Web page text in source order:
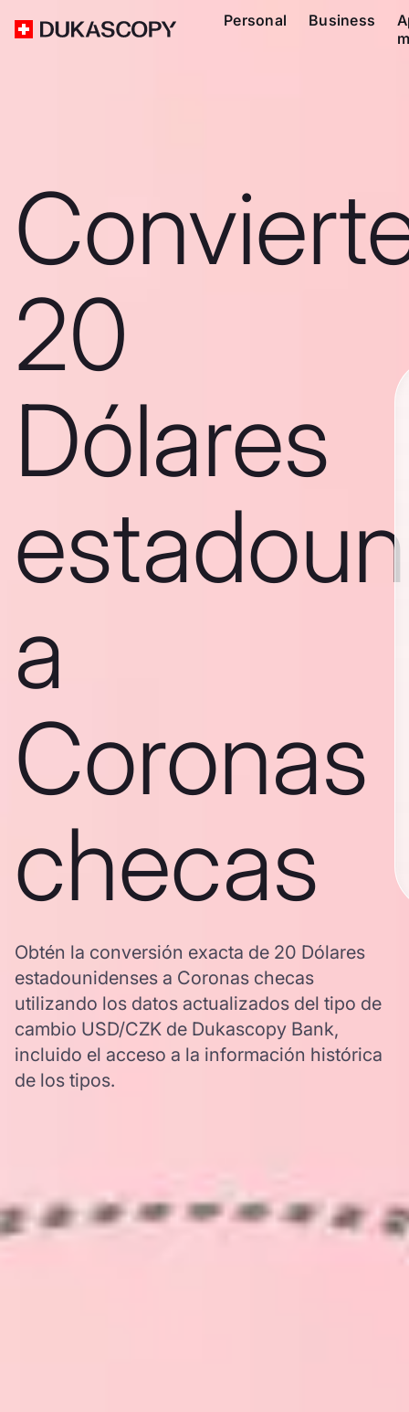
Personal Business
20
Dólares
a
Coronas
checas
Obtén la conversión exacta de 20 Dólares
estadounidenses a Coronas checas
utilizando los datos actualizados del tipo de
cambio USD/CZK de Dukascopy Bank,
incluido el acceso a la información histórica
de los tipos.